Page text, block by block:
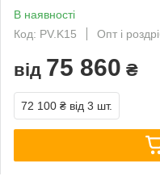
В наявності
Код: PV.K15
Опт і
від 75 860 ₴
72 100 ₴ від 3 шт.